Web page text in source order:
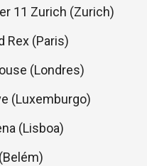
11 Zurich (Zurich)
Rex (Paris)
(Londres)
(Luxemburgo)
(Lisboa)